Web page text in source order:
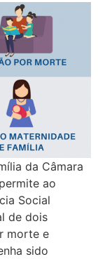
da Câmara
ao
Social
de dois
morte e
sido